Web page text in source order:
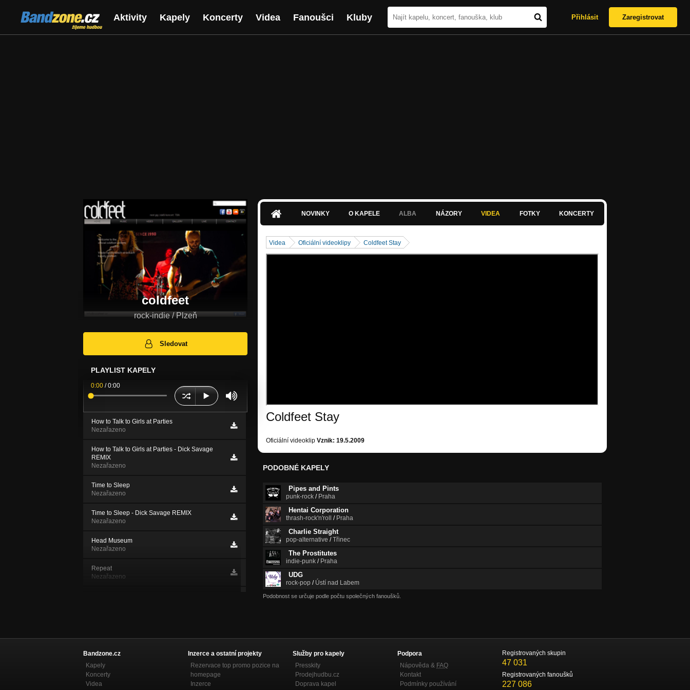
Bandzone.cz
žijeme hudbou
Aktivity Kapely Koncerty Videa Fanoušci Kluby Přihlásit Zaregistrovat
coldfeet
rock-indie / Plzeň
Sledovat
PLAYLIST KAPELY
0:00 /0:00
How to Talk to Girls at Parties
Nezařazeno
How to Talk to Girls at Parties - Dick Savage
REMIX
Nezařazeno
Time to Sleep
Nezařazeno
Time to Sleep - Dick Savage REMIX
Nezařazeno
Head Museum
Nezařazeno
Repeat
Nezařazeno
Stay
Stay - Dick Savage REMIX
Nezařazeno
NOVINKY O KAPELE ALBA NÁZORY VIDEA FOTKY KONCERTY
Videa Oficiální videoklipy Coldfeet Stay
Coldfeet Stay
Oficiální videoklip Vznik: 19.5.2009
PODOBNÉ KAPELY
Pipes and Pints
punk-rock / Praha
Hentai Corporation
thrash-rock'n'roll / Praha
Charlie Straight
pop-alternative /Třinec
The Prostitutes
indie-punk / Praha
UDG
rock-pop / Ústí nad Labem
Podobnost se určuje podle počtu společných fanoušků.
Bandzone.cz
Kapely
Koncerty
Videa
Inzerce a ostatní projekty
Rezervace top promo pozice na
homepage
Inzerce
Služby pro kapely
Presskity
Prodejhudbu.cz
Doprava kapel
Podpora
Nápověda & FAQ
Kontakt
Podmínky používání
Registrovaných skupin
47 031
Registrovaných fanoušků
227 086